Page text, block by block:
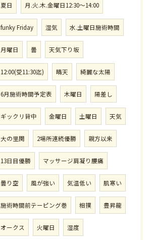
夏日 月.火.木.金曜日12:30〜14:00
funky Friday 湿気 水.土曜日施術時間
月曜日 曇 天気下り坂
12:00(受11:30迄) 晴天 綺麗な太陽
6月施術時間予定表 木曜日 陽差し
ギックリ背中 金曜日 土曜日 天気
大の里関 2場所連続優勝 親方以来
13日目優勝 マッサージ肩凝り腰痛
曇り空 風が強い 気温低い 肌寒い
施術時間前テーピング巻 相撲 豊昇龍
オークス 火曜日 湿度